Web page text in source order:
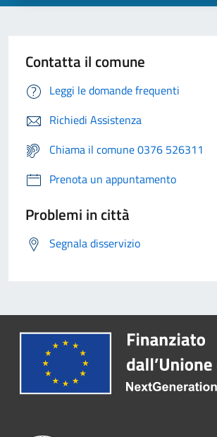
Contatta il comune
Leggi le domande frequenti
Richiedi Assistenza
Chiama il comune 0376 526311
Prenota un appuntamento
Problemi in città
Segnala disservizio